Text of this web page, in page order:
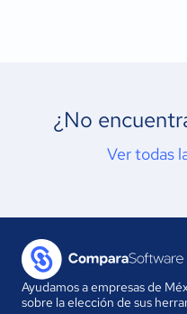
¿No
Ver todas
Ayudamos a empresas de
sobre la elección de sus